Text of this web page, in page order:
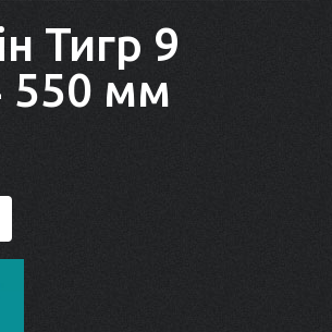
Тигр 9
550 мм